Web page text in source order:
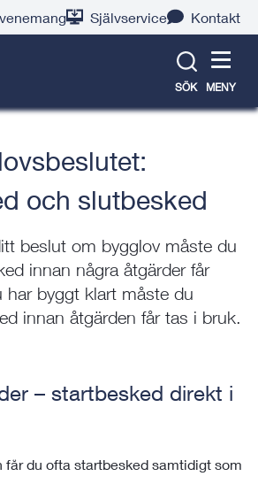
Självservice Kontakt
SÖK MENY
ändra eller
och slutbesked
beslut om bygglov måste du
innan några åtgärder får
har byggt klart måste du
innan åtgärden får tas i bruk.
– startbesked direkt i
får du ofta startbesked samtidigt som